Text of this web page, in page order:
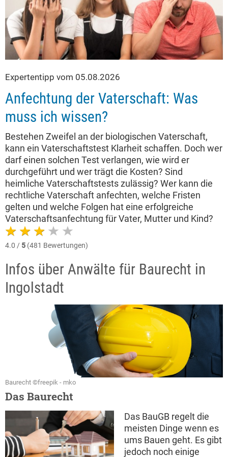
Expertentipp vom 05.08.2026
Anfechtung der Vaterschaft: Was
muss ich wissen?
Bestehen Zweifel an der biologischen Vaterschaft,
kann ein Vaterschaftstest Klarheit schaffen. Doch wer
darf einen solchen Test verlangen, wie wird er
durchgeführt und wer trägt die Kosten? Sind
heimliche Vaterschaftstests zulässig? Wer kann die
rechtliche Vaterschaft anfechten, welche Fristen
gelten und welche Folgen hat eine erfolgreiche
Vaterschaftsanfechtung für Vater, Mutter und Kind?
4.0 / 5 (481 Bewertungen)
Infos über Anwälte für Baurecht in
Ingolstadt
Baurecht ©freepik - mko
Das Baurecht
Das BauGB regelt die
meisten Dinge wenn es
ums Bauen geht. Es gibt
jedoch noch einige